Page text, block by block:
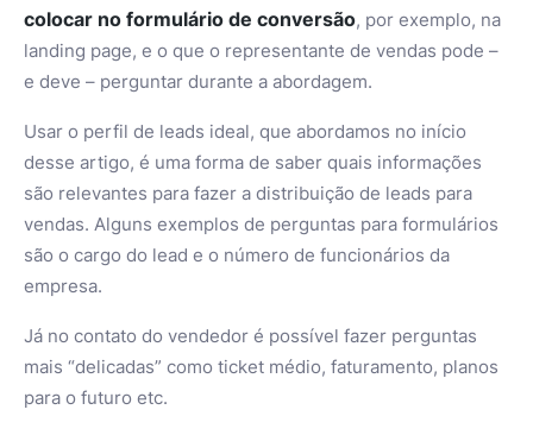
colocar no formulário de conversão, por exemplo, na
landing page, e o que o representante de vendas pode –
e deve – perguntar durante a abordagem.
Usar o perfil de leads ideal, que abordamos no início
desse artigo, é uma forma de saber quais informações
são relevantes para fazer a distribuição de leads para
vendas. Alguns exemplos de perguntas para formulários
são o cargo do lead e o número de funcionários da
empresa.
Já no contato do vendedor é possível fazer perguntas
mais “delicadas” como ticket médio, faturamento, planos
para o futuro etc.